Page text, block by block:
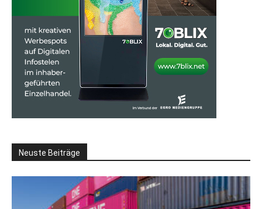
Neuste Beiträge